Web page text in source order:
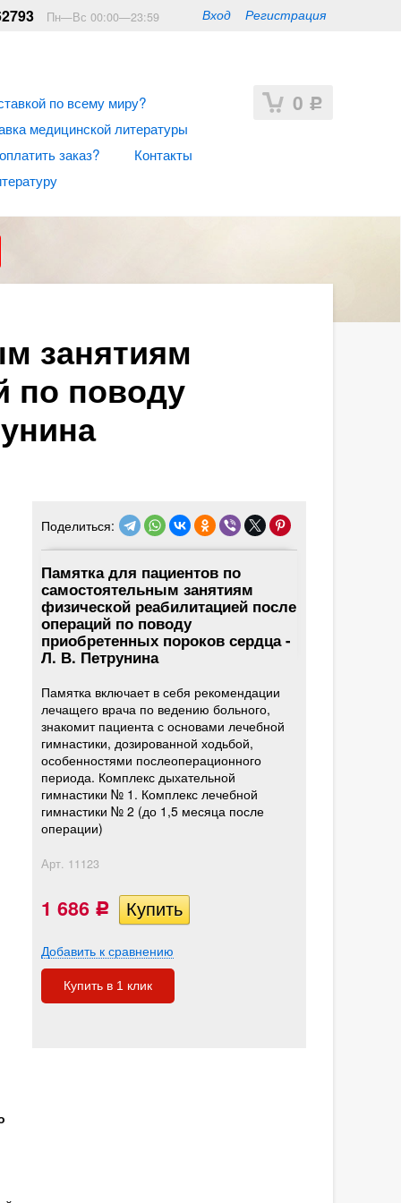
Вход Регистрация
Пн—Вс 00:00—23:59
0 Р
по всему миру?
медицинской литературы
заказ?
Контакты
занятиям
по поводу
Поделиться:
Памятка для пациентов по
самостоятельным занятиям
физической реабилитацией после
операций по поводу
приобретенных пороков сердца -
Л. В. Петрунина
Памятка включает в себя рекомендации
лечащего врача по ведению больного,
знакомит пациента с основами лечебной
гимнастики, дозированной ходьбой,
особенностями послеоперационного
периода. Комплекс дыхательной
гимнастики № 1. Комплекс лечебной
гимнастики № 2 (до 1,5 месяца после
операции)
Арт. 11123
1 686 Р
Добавить к сравнению
Купить в 1 клик